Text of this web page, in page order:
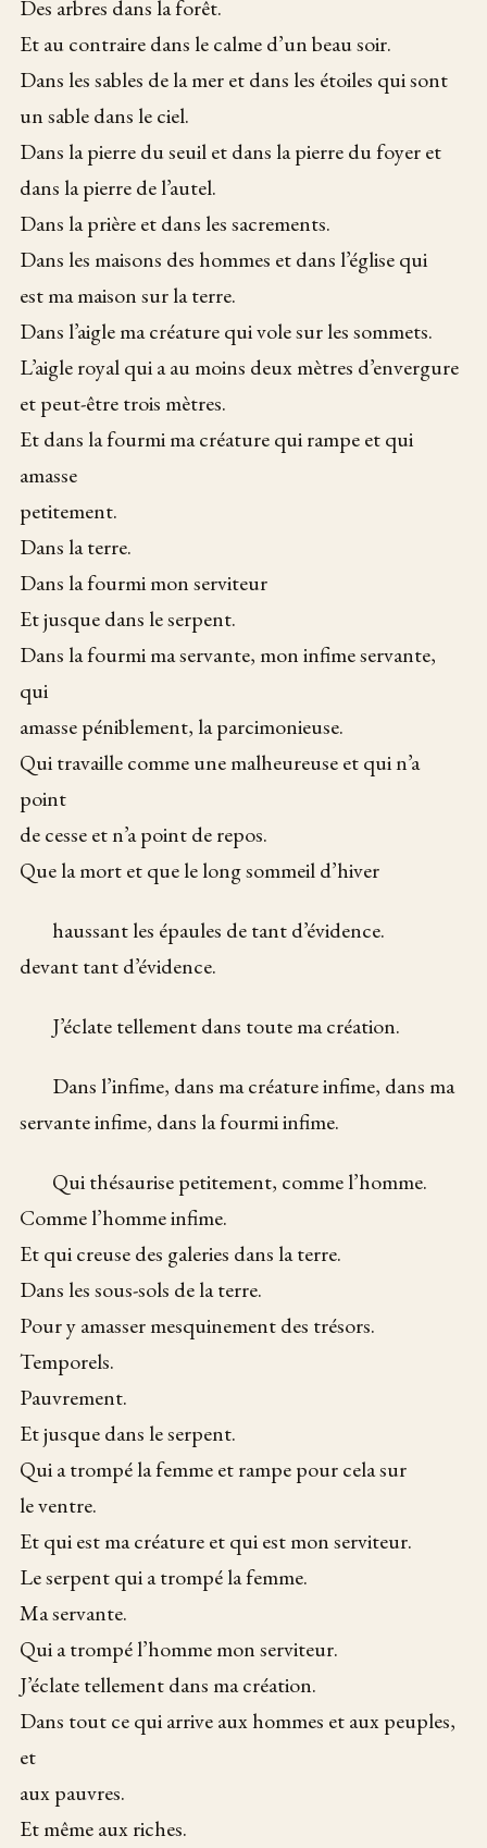
Des arbres dans la forêt.
Et au contraire dans le calme d’un beau soir.
Dans les sables de la mer et dans les étoiles qui sont
un sable dans le ciel.
Dans la pierre du seuil et dans la pierre du foyer et
dans la pierre de l’autel.
Dans la prière et dans les sacrements.
Dans les maisons des hommes et dans l’église qui
est ma maison sur la terre.
Dans l’aigle ma créature qui vole sur les sommets.
L’aigle royal qui a au moins deux mètres d’envergure
et peut-être trois mètres.
Et dans la fourmi ma créature qui rampe et qui
amasse
petitement.
Dans la terre.
Dans la fourmi mon serviteur
Et jusque dans le serpent.
Dans la fourmi ma servante, mon infime servante,
qui
amasse péniblement, la parcimonieuse.
Qui travaille comme une malheureuse et qui n’a
point
de cesse et n’a point de repos.
Que la mort et que le long sommeil d’hiver
haussant les épaules de tant d’évidence.
devant tant d’évidence.
J’éclate tellement dans toute ma création.
Dans l’infime, dans ma créature infime, dans ma
servante infime, dans la fourmi infime.
Qui thésaurise petitement, comme l’homme.
Comme l’homme infime.
Et qui creuse des galeries dans la terre.
Dans les sous-sols de la terre.
Pour y amasser mesquinement des trésors.
Temporels.
Pauvrement.
Et jusque dans le serpent.
Qui a trompé la femme et rampe pour cela sur
le ventre.
Et qui est ma créature et qui est mon serviteur.
Le serpent qui a trompé la femme.
Ma servante.
Qui a trompé l’homme mon serviteur.
J’éclate tellement dans ma création.
Dans tout ce qui arrive aux hommes et aux peuples,
et
aux pauvres.
Et même aux riches.